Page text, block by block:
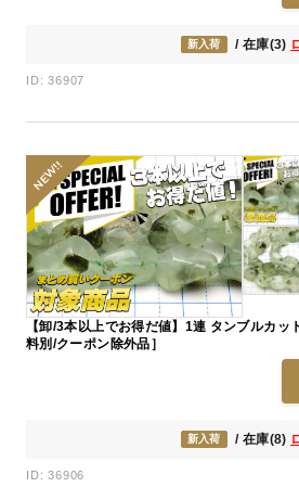
新入荷 / 在庫(3)
ID: 36907
【卸/3本以上でお得だ値】1連 タンブルカ
料別/クーポン除外品］
新入荷 / 在庫(8)
ID: 36906